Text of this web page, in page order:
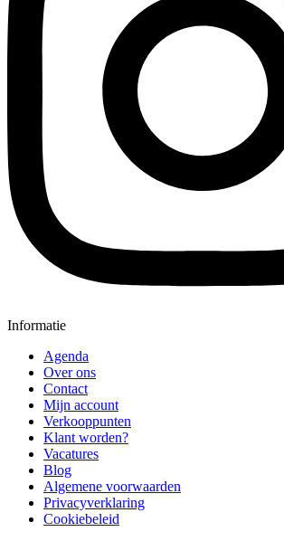
Informatie
Agenda
Over ons
Contact
Mijn account
Verkooppunten
Klant worden?
Vacatures
Blog
Algemene voorwaarden
Privacyverklaring
Cookiebeleid